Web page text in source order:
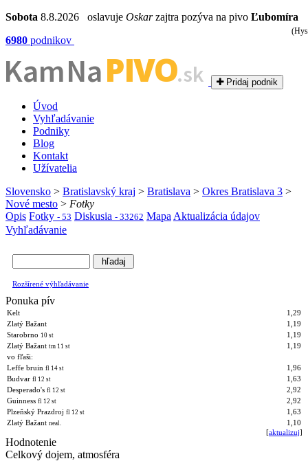
Sobota 8.8.2026 oslavuje Oskarzajtra pozýva na pivo Ľubomíra
6980 podnikov
Kam NaPIVO.sk Pridaj podnik
Úvod
Vyhľadávanie
Podniky
Blog
Kontakt
Užívatelia
Slovensko > Bratislavský kraj > Bratislava > Okres Bratislava 3 >
Nové mesto > Fotky
Opis Fotky - 53 Diskusia - 33262 Mapa Aktualizácia údajov
Vyhľadávanie
Rozšírené výhľadávanie
Ponuka pív
Kelt
1,29
Zlatý Bažant
1,19
Starobrno 10 st
1,19
Zlatý Bažant tm 11 st
1,19
vo fľaši:
Leffe bruin fl 14 st
1,96
Budvar fl 12 st
1,63
Desperado's fl 12 st
2,92
Guinness fl 12 st
2,92
Plzeňský Prazdroj fl 12 st
1,63
Zlatý Bažant neal.
1,10
[aktualizuj]
Hodnotenie
Celkový dojem, atmosféra